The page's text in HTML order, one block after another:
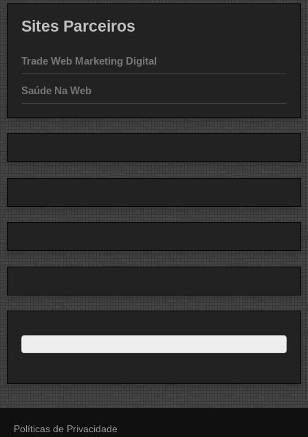
Sites Parceiros
Trade Web Marketing Digital
Saúde Na Web
Políticas de Privacidade